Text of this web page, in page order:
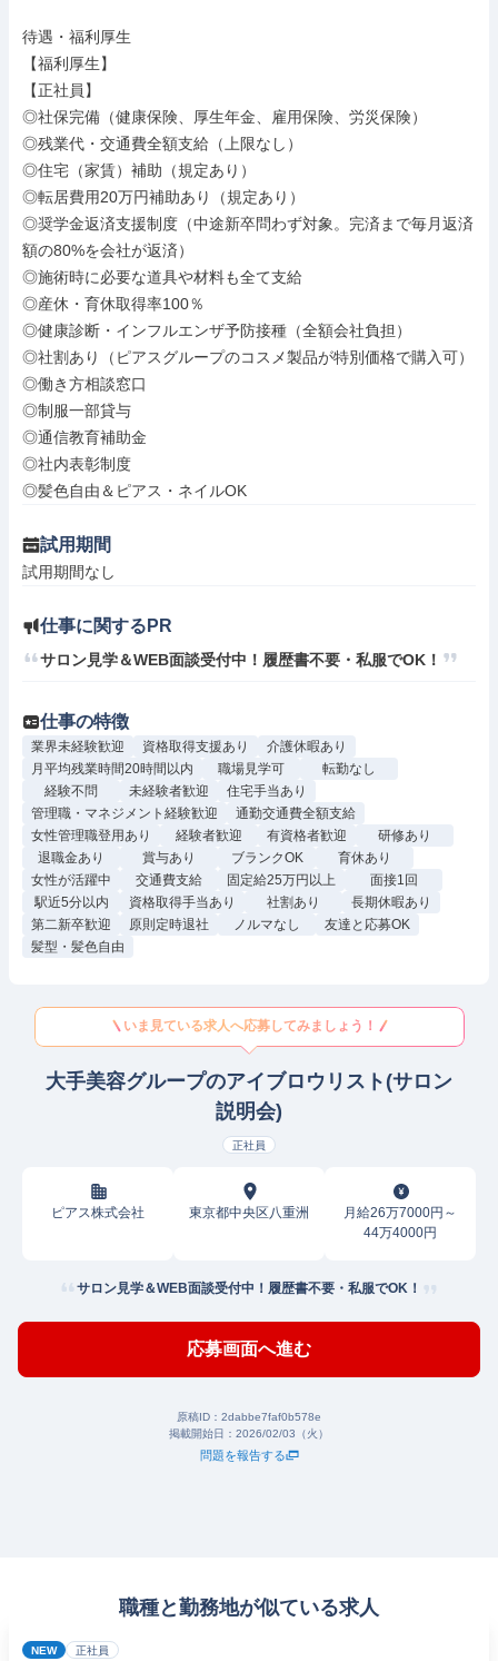
待遇・福利厚生
【福利厚生】
【正社員】
◎社保完備（健康保険、厚生年金、雇用保険、労災保険）
◎残業代・交通費全額支給（上限なし）
◎住宅（家賃）補助（規定あり）
◎転居費用20万円補助あり（規定あり）
◎奨学金返済支援制度（中途新卒問わず対象。完済まで毎月返済
額の80%を会社が返済）
◎施術時に必要な道具や材料も全て支給
◎産休・育休取得率100％
◎健康診断・インフルエンザ予防接種（全額会社負担）
◎社割あり（ピアスグループのコスメ製品が特別価格で購入可）
◎働き方相談窓口
◎制服一部貸与
◎通信教育補助金
◎社内表彰制度
◎髪色自由＆ピアス・ネイルOK
試用期間
試用期間なし
仕事に関するPR
サロン見学＆WEB面談受付中！履歴書不要・私服でOK！
仕事の特徴
業界未経験歓迎 資格取得支援あり
介護休暇あり
月平均残業時間20時間以内
職場見学可
転勤なし
経験不問
未経験者歓迎
住宅手当あり
管理職・マネジメント経験歓迎
通勤交通費全額支給
女性管理職登用あり
経験者歓迎 有資格者歓迎
研修あり
退職金あり
賞与あり ブランクOK
育休あり
女性が活躍中
交通費支給 固定給25万円以上
面接1回
駅近5分以内
資格取得手当あり 社割あり
長期休暇あり
第二新卒歓迎
原則定時退社 ノルマなし
友達と応募OK
髪型・髪色自由
いま見ている求人へ応募してみましょう！
大手美容グループのアイブロウリスト(サロン
説明会)
正社員
ピアス株式会社 東京都中央区八重洲
月給26万7000円～
44万4000円
サロン見学＆WEB面談受付中！履歴書不要・私服でOK！
応募画面へ進む
原稿ID： 2dabbe7faf0b578e
掲載開始日： 2026/02/03（火）
問題を報告する
職種と勤務地が似ている求人
NEW 正社員